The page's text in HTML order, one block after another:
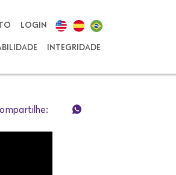
LOGIN
INTEGRIDADE